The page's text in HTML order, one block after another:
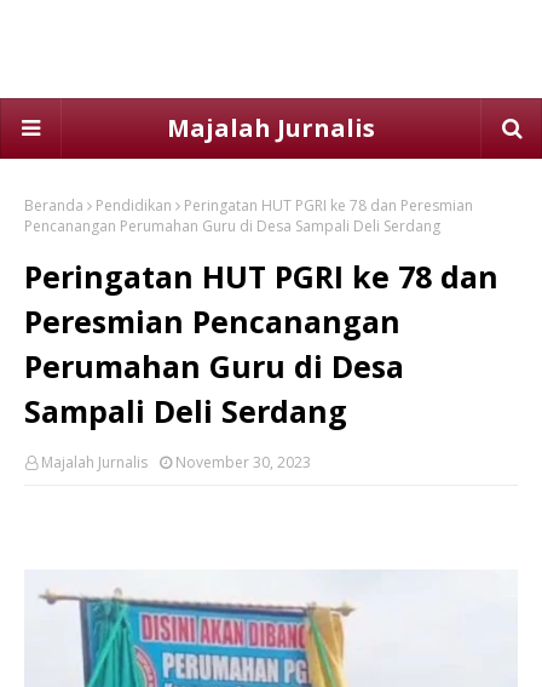
Majalah Jurnalis
Beranda Pendidikan
Peringatan HUT PGRI ke 78 dan Peresmian
Pencanangan Perumahan Guru di Desa Sampali Deli Serdang
Peringatan HUT PGRI ke 78 dan
Peresmian Pencanangan
Perumahan Guru di Desa
Sampali Deli Serdang
Majalah Jurnalis November 30, 2023